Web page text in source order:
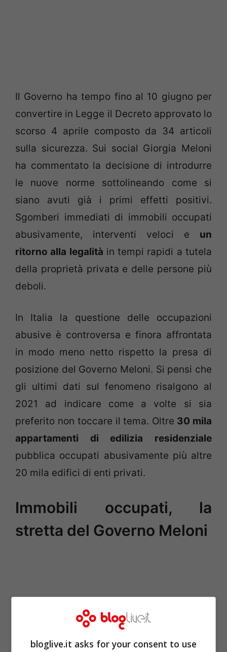
Il Governo ha tempo fino al 10 giugno per
convertire in Legge il Decreto approvato lo
scorso 4 aprile composto da 34 articoli
sulla sicurezza. Sui social Giorgia Meloni
ha commentato la decisione di introdurre
le nuove norme sottolineando come si
siano avuti già i primi effetti positivi.
Sgomberi immediati di immobili occupati
abusivamente, interventi veloci e un
ritorno alla legalità in tempi rapidi a tutela
della proprietà privata e delle persone più
deboli.
In Italia la questione delle occupazioni
abusive è controversa e finora affrontata
in modo meno netto rispetto la presa di
posizione del Governo Meloni. Si pensi che
gli ultimi dati sul fenomeno risalgono al
2021 ad indicare come a volte si sia
preferito non toccare il tema. Oltre 30 mila
appartamenti di edilizia residenziale
pubblica occupati abusivamente più altre
20 mila edifici di enti privati.
Immobili occupati, la
stretta del Governo Meloni
bloglive.it asks for your consent to use